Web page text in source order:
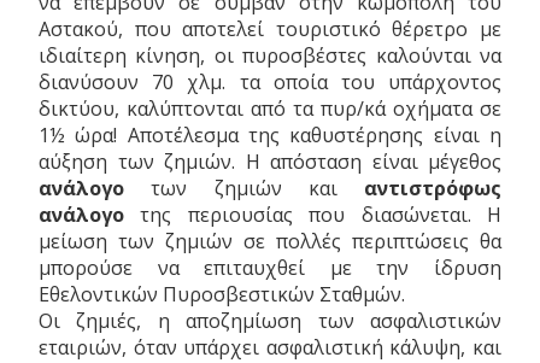
Αστακού, που αποτελεί τουριστικό θέρετρο με
ιδιαίτερη κίνηση, οι πυροσβέστες καλούνται να
διανύσουν 70 χλμ. τα οποία του υπάρχοντος
δικτύου, καλύπτονται από τα πυρ/κά οχήματα σε
1½ ώρα! Αποτέλεσμα της καθυστέρησης είναι η
αύξηση των ζημιών. Η απόσταση είναι μέγεθος
ανάλογο των ζημιών και αντιστρόφως
ανάλογο της περιουσίας που διασώνεται. Η
μείωση των ζημιών σε πολλές περιπτώσεις θα
μπορούσε να επιταυχθεί με την ίδρυση
Εθελοντικών Πυροσβεστικών Σταθμών.
Οι ζημιές, η αποζημίωση των ασφαλιστικών
εταιριών, όταν υπάρχει ασφαλιστική κάλυψη, και